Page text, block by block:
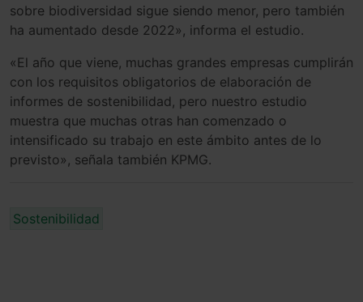
sobre biodiversidad sigue siendo menor, pero también
ha aumentado desde 2022», informa el estudio.
«El año que viene, muchas grandes empresas cumplirán
con los requisitos obligatorios de elaboración de
informes de sostenibilidad, pero nuestro estudio
muestra que muchas otras han comenzado o
intensificado su trabajo en este ámbito antes de lo
previsto», señala también KPMG.
Sostenibilidad